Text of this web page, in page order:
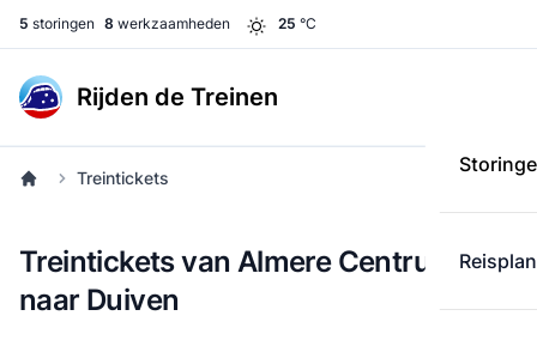
5 storingen 8 werkzaamheden 25 °C
Rijden de Treinen
Treintickets
Treintickets van Almere Centrum
naar Duiven